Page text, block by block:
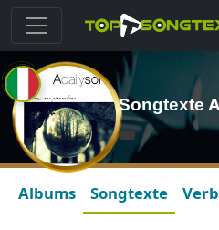
Songtexte
Albums Songtexte